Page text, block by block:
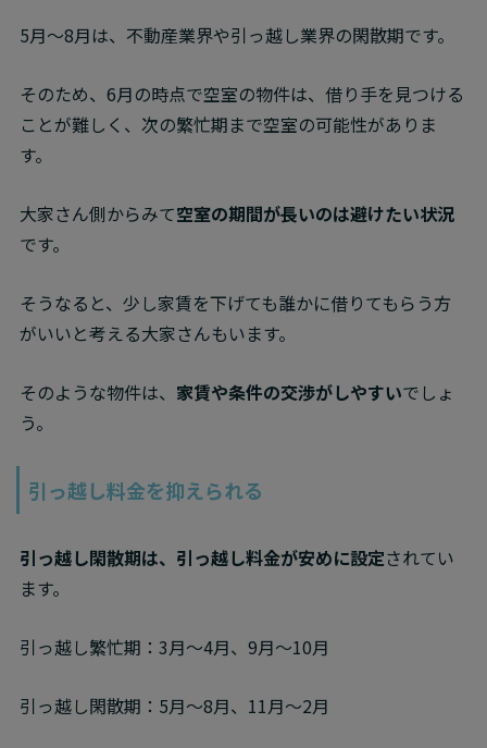
5月～8月は、不動産業界や引っ越し業界の閑散期です。
そのため、6月の時点で空室の物件は、借り手を見つける
ことが難しく、次の繁忙期まで空室の可能性がありま
す。
大家さん側からみて空室の期間が長いのは避けたい状況
です。
そうなると、少し家賃を下げても誰かに借りてもらう方
がいいと考える大家さんもいます。
そのような物件は、 家賃や条件の交渉がしやすいでしょ
う。
引っ越し料金を抑えられる
引っ越し閑散期は、引っ越し料金が安めに設定されてい
ます。
引っ越し繁忙期：3月～4月、9月～10月
引っ越し閑散期：5月～8月、11月～2月